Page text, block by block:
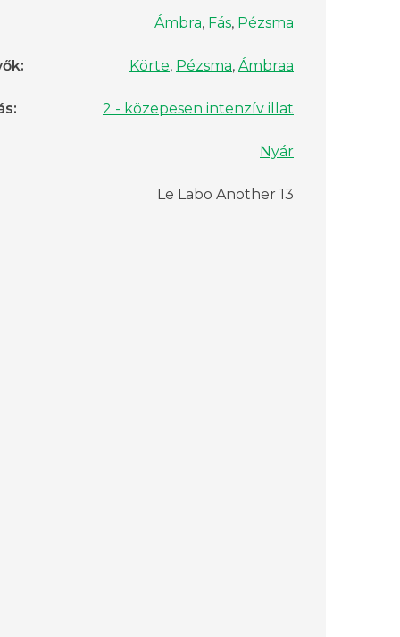
Ámbra, Fás, Pézsma
: Körte, Pézsma, Ámbraa
: 2 - közepesen intenzív illat
Nyár
Le Labo Another 13